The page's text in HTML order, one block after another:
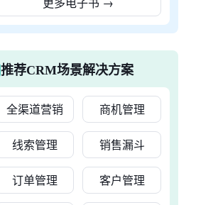
推荐CRM场景解决方案
全渠道营销 商机管理
线索管理 销售漏斗
订单管理 客户管理